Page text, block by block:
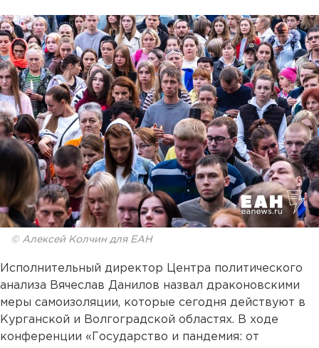
© Алексей Колчин для ЕАН
Исполнительный директор Центра политического
анализа Вячеслав Данилов назвал драконовскими
меры самоизоляции, которые сегодня действуют в
Курганской и Волгоградской областях. В ходе
конференции «Государство и пандемия: от